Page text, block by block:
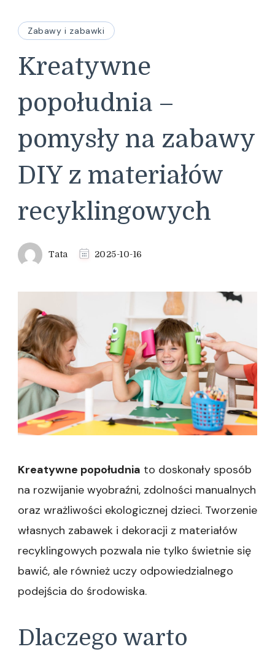
Zabawy i zabawki
Kreatywne
popołudnia –
pomysły na zabawy
DIY z materiałów
recyklingowych
Tata 2025-10-16
Kreatywne popołudnia to doskonały sposób
na rozwijanie wyobraźni, zdolności manualnych
oraz wrażliwości ekologicznej dzieci. Tworzenie
własnych zabawek i dekoracji z materiałów
recyklingowych pozwala nie tylko świetnie się
bawić, ale również uczy odpowiedzialnego
podejścia do środowiska.
Dlaczego warto